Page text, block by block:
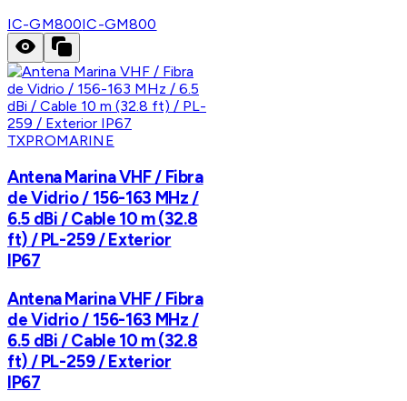
IC-GM800IC-GM800
TXPROMARINE
Antena Marina VHF / Fibra
de Vidrio / 156-163 MHz /
6.5 dBi / Cable 10 m (32.8
ft) / PL-259 / Exterior
IP67
Antena Marina VHF / Fibra
de Vidrio / 156-163 MHz /
6.5 dBi / Cable 10 m (32.8
ft) / PL-259 / Exterior
IP67